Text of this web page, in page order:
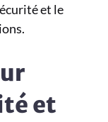
et le
et